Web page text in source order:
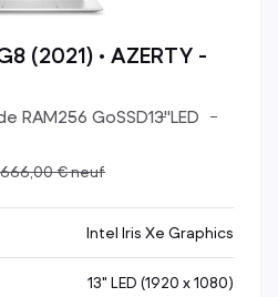
(2021) • AZERTY -
RAM256 GoSSD13"LED
666,00 €neuf
Intel Iris Xe Graphics
13" LED (1920 x 1080)